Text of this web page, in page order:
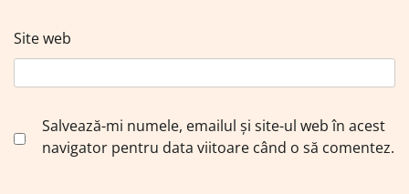
Site web
Salvează-mi numele, emailul și site-ul web în acest
navigator pentru data viitoare când o să comentez.